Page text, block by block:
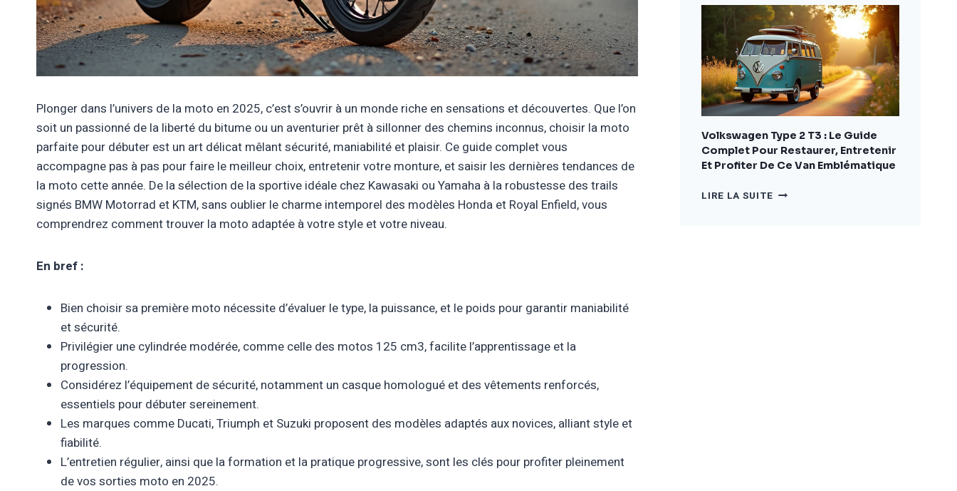
Plonger dans l’univers de la moto en 2025, c’est s’ouvrir à un monde riche en sensations et découvertes. Que l’on
soit un passionné de la liberté du bitume ou un aventurier prêt à sillonner des chemins inconnus, choisir la moto
parfaite pour débuter est un art délicat mêlant sécurité, maniabilité et plaisir. Ce guide complet vous
accompagne pas à pas pour faire le meilleur choix, entretenir votre monture, et saisir les dernières tendances de
la moto cette année. De la sélection de la sportive idéale chez Kawasaki ou Yamaha à la robustesse des trails
signés BMW Motorrad et KTM, sans oublier le charme intemporel des modèles Honda et Royal Enfield, vous
comprendrez comment trouver la moto adaptée à votre style et votre niveau.
En bref :
Bien choisir sa première moto nécessite d’évaluer le type, la puissance, et le poids pour garantir maniabilité
et sécurité.
Privilégier une cylindrée modérée, comme celle des motos 125 cm3, facilite l’apprentissage et la
progression.
Considérez l’équipement de sécurité, notamment un casque homologué et des vêtements renforcés,
essentiels pour débuter sereinement.
Les marques comme Ducati, Triumph et Suzuki proposent des modèles adaptés aux novices, alliant style et
fiabilité.
L’entretien régulier, ainsi que la formation et la pratique progressive, sont les clés pour profiter pleinement
de vos sorties moto en 2025.
GUIDE
COMPLET
POUR
BIEN
CHOISIR
ET
AMÉNAGER
VOTRE
Volkswagen Type 2 T3 : Le Guide
Complet Pour Restaurer, Entretenir
Et Profiter De Ce Van Emblématique
LIRE LA SUITEVOLKSWAGEN